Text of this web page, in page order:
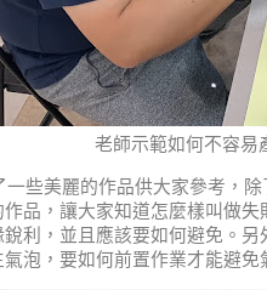
老師示範如何不容易
美麗的作品供大家參考，除
品，讓大家知道怎麼樣叫做
利，並且應該要如何避免。
泡，要如何前置作業才能避免